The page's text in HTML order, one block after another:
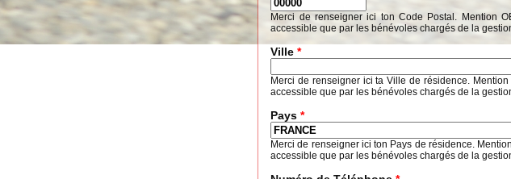
Merci de renseigner ici ton Code Postal. Mention
accessible que par les bénévoles chargés de la
Ville*
Merci de renseigner ici ta Ville de résidence.
accessible que par les bénévoles chargés de la
Pays*
Merci de renseigner ici ton Pays de résidence.
accessible que par les bénévoles chargés de la